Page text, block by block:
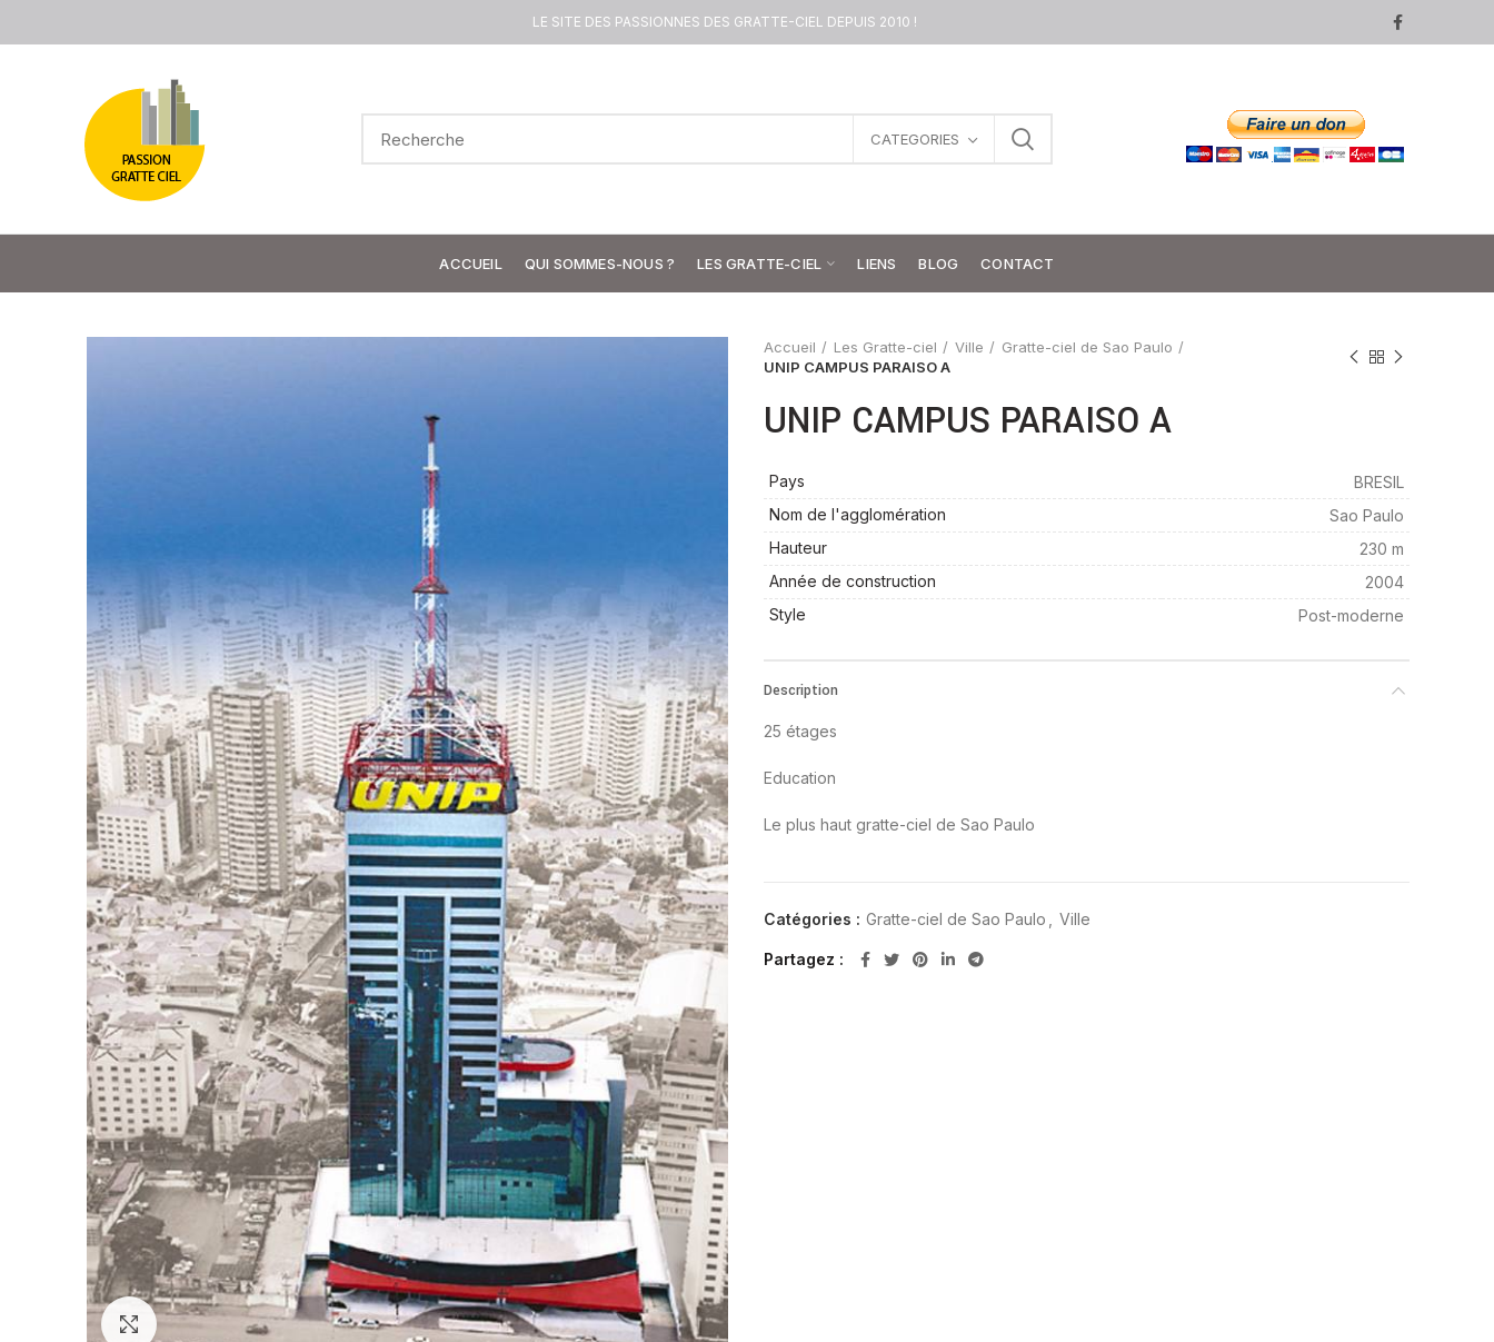
LE SITE DES PASSIONNES DES GRATTE-CIEL DEPUIS 2010 !
CATEGORIES
ACCUEIL QUI SOMMES-NOUS ? LES GRATTE-CIEL LIENS BLOG CONTACT
Zoom
Accueil Les Gratte-ciel Ville
Gratte-ciel de Sao Paulo
UNIP CAMPUS PARAISO A
UNIP CAMPUS PARAISO A
Pays
BRESIL
Nom de l'agglomération
Sao Paulo
Hauteur
230 m
Année de construction
2004
Style
Post-moderne
Description
25 étages
Education
Le plus haut gratte-ciel de Sao Paulo
Catégories : Gratte-ciel de Sao Paulo Ville
Partagez